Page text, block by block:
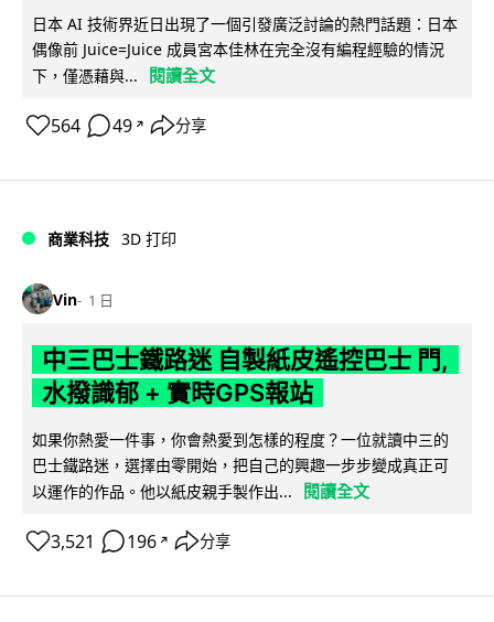
日本 AI 技術界近日出現了一個引發廣泛討論的熱門話題：日本
偶像前 Juice=Juice 成員宮本佳林在完全沒有編程經驗的情況
下，僅憑藉與...
閱讀全文
564 49 ↗ 分享
商業科技 3D 打印
Vin 1 日
中三巴士鐵路迷 自製紙皮遙控巴士 門,
水撥識郁 + 實時GPS報站
如果你熱愛一件事，你會熱愛到怎樣的程度？一位就讀中三的
巴士鐵路迷，選擇由零開始，把自己的興趣一步步變成真正可
以運作的作品。他以紙皮親手製作出...
閱讀全文
3,521 196 ↗ 分享